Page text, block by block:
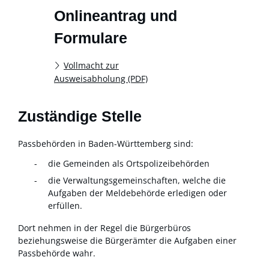
Onlineantrag und
Formulare
Vollmacht zur
Ausweisabholung (PDF)
Zuständige Stelle
Passbehörden in Baden-Württemberg sind:
die Gemeinden als Ortspolizeibehörden
die Verwaltungsgemeinschaften, welche die
Aufgaben der Meldebehörde erledigen oder
erfüllen.
Dort nehmen in der Regel die Bürgerbüros
beziehungsweise die Bürgerämter die Aufgaben einer
Passbehörde wahr.